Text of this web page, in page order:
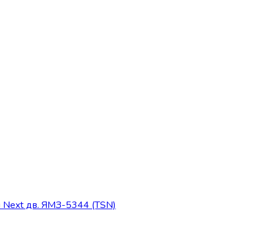
дв. ЯМЗ-5344 (TSN)